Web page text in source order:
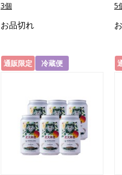
3個
お品切れ
5
通販限定 冷蔵便